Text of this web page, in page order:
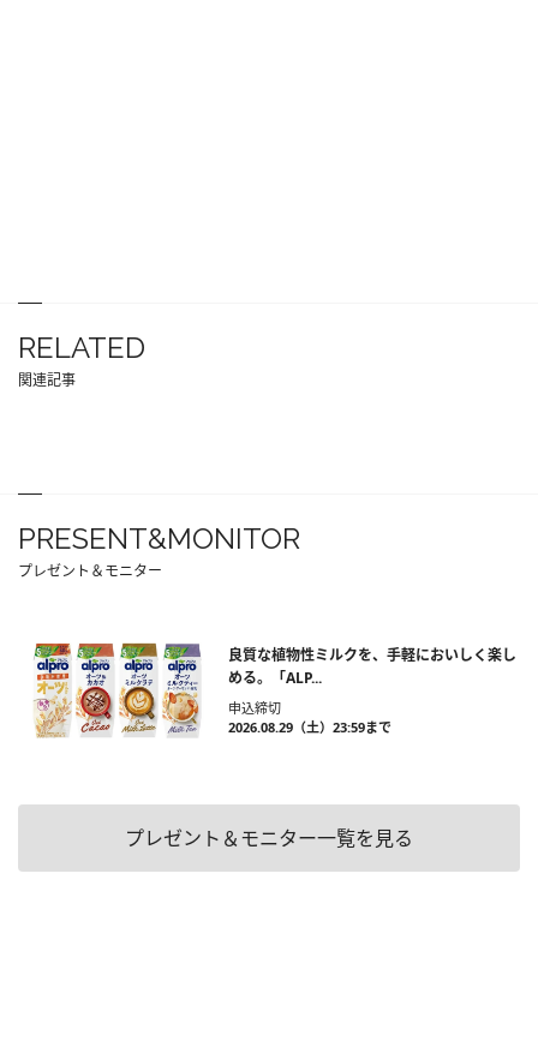
RELATED
関連記事
PRESENT&MONITOR
プレゼント＆モニター
良質な植物性ミルクを、手軽においしく楽し
める。「ALP...
申込締切
2026.08.29（土）23:59まで
プレゼント＆モニター一覧を見る